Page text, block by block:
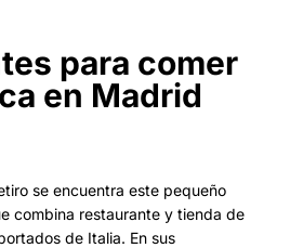
para comer
en Madrid
se encuentra este pequeño
combina restaurante y tienda de
de Italia. En sus